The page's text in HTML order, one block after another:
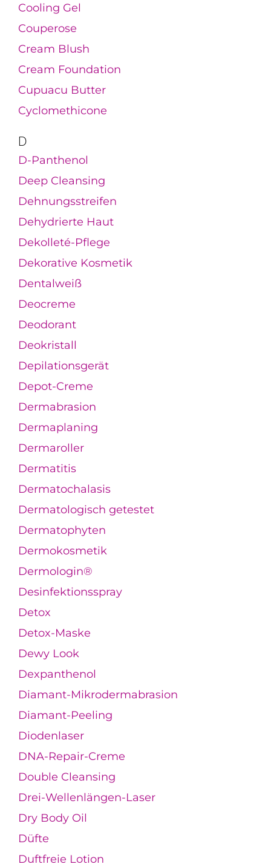
Cooling Gel
Couperose
Cream Blush
Cream Foundation
Cupuacu Butter
Cyclomethicone
D
D-Panthenol
Deep Cleansing
Dehnungsstreifen
Dehydrierte Haut
Dekolleté-Pflege
Dekorative Kosmetik
Dentalweiß
Deocreme
Deodorant
Deokristall
Depilationsgerät
Depot-Creme
Dermabrasion
Dermaplaning
Dermaroller
Dermatitis
Dermatochalasis
Dermatologisch getestet
Dermatophyten
Dermokosmetik
Dermologin®
Desinfektionsspray
Detox
Detox-Maske
Dewy Look
Dexpanthenol
Diamant-Mikrodermabrasion
Diamant-Peeling
Diodenlaser
DNA-Repair-Creme
Double Cleansing
Drei-Wellenlängen-Laser
Dry Body Oil
Düfte
Duftfreie Lotion